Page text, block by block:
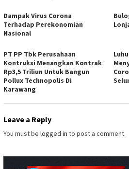
Dampak Virus Corona
Terhadap Perekonomian
Nasional
PT PP Tbk Perusahaan
Kontruksi Menangkan Kontrak
Rp3,5 Triliun Untuk Bangun
Pollux Technopolis Di
Karawang
Leave a Reply
You must be logged in to post a comment.